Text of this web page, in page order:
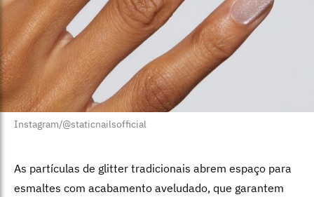
Instagram/@staticnailsofficial
As partículas de glitter tradicionais abrem espaço para
esmaltes com acabamento aveludado, que garantem